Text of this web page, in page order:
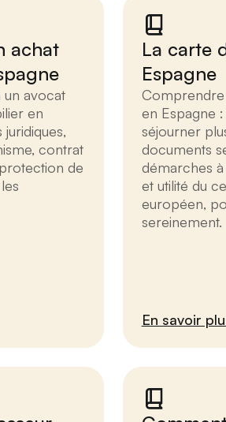
achat
un avocat
en
contrat
de
La carte
Espagne
en Espagne
séjourner
documents
démarches
et utilité du
européen,
sereinement.
En savoir